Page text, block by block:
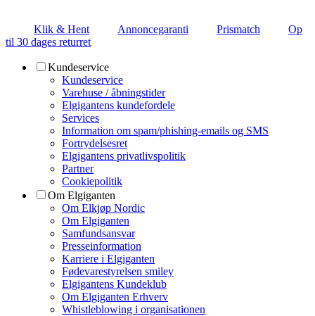
Klik & Hent Annoncegaranti Prismatch
Op
til 30 dages returret
Kundeservice
Kundeservice
Varehuse / åbningstider
Elgigantens kundefordele
Services
Information om spam/phishing-emails og SMS
Fortrydelsesret
Elgigantens privatlivspolitik
Partner
Cookiepolitik
Om Elgiganten
Om Elkjøp Nordic
Om Elgiganten
Samfundsansvar
Presseinformation
Karriere i Elgiganten
Fødevarestyrelsen smiley
Elgigantens Kundeklub
Om Elgiganten Erhverv
Whistleblowing i organisationen